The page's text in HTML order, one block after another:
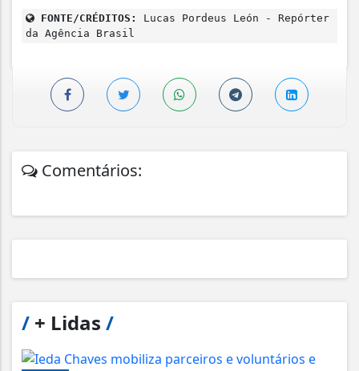
FONTE/CRÉDITOS:
Lucas Pordeus León - Repórter
da Agência Brasil
Comentários:
/ + Lidas /